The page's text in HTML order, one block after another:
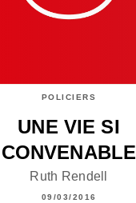
POLICIERS
UNE VIE SI
CONVENABLE
Ruth Rendell
09/03/2016